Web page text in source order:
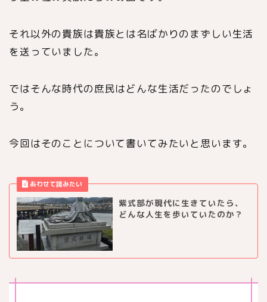
それ以外の貴族は貴族とは名ばかりのまずしい生活
を送っていました。
ではそんな時代の庶民はどんな生活だったのでしょ
う。
今回はそのことについて書いてみたいと思います。
紫式部が現代に生きていたら、
どんな人生を歩いていたのか？